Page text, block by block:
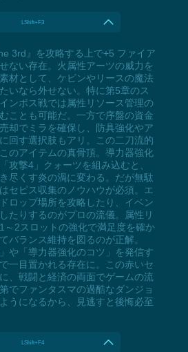
LShift+F3
3rd』を攻略する上で+5 ファイア
ない存在。火属性アーツの威力を
材として、ケビンやリースの魔法
いなら外せない。特に第5章のス
ンボス戦では属性リソース管理の
ことも可能だ。一方で序盤の資金
却でミラを確保し、防具強化やア
回す選択肢もアリ。この二刀流的
のアイテムの真骨頂。導力器強化
攻撃4」クォーツを組み込むと、
尽くす炎の渦に変わる。だが無駄
セピス収集のノウハウが必須。エ
ロップ場所を攻略したり、イベン
たりするのがプロの流儀。属性リ
～2スロットの強化で満足度を確か
バランス維持を図るのが正解。
や「導力器強化のコツ」を発信す
一目置かれる存在に。この赤いセ
、戦闘と経済の両面でゲームの流
でファンタスマの過酷なダンジョ
うになるから、見逃すと後悔必至
LShift+F4